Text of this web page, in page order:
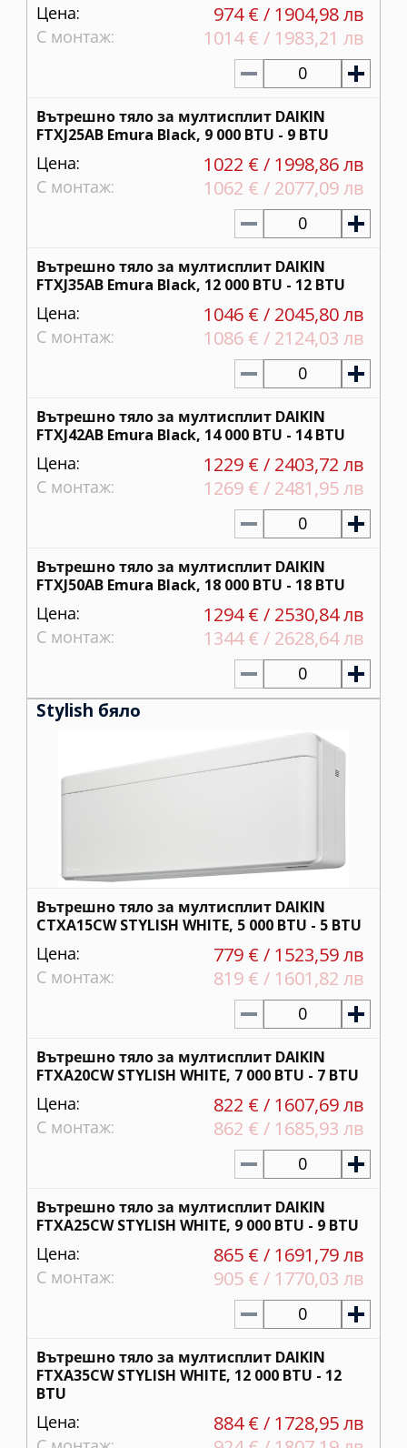
Цена: 974 € / 1904,98 лв
С монтаж: 1014 € / 1983,21 лв
0
Вътрешно тяло за мултисплит DAIKIN
FTXJ25AB Emura Black, 9 000 BTU - 9 BTU
Цена: 1022 € / 1998,86 лв
С монтаж: 1062 € / 2077,09 лв
0
Вътрешно тяло за мултисплит DAIKIN
FTXJ35AB Emura Black, 12 000 BTU - 12 BTU
Цена: 1046 € / 2045,80 лв
С монтаж: 1086 € / 2124,03 лв
0
Вътрешно тяло за мултисплит DAIKIN
FTXJ42AB Emura Black, 14 000 BTU - 14 BTU
Цена: 1229 € / 2403,72 лв
С монтаж: 1269 € / 2481,95 лв
0
Вътрешно тяло за мултисплит DAIKIN
FTXJ50AB Emura Black, 18 000 BTU - 18 BTU
Цена: 1294 € / 2530,84 лв
С монтаж: 1344 € / 2628,64 лв
0
Stylish бяло
Вътрешно тяло за мултисплит DAIKIN
CTXA15CW STYLISH WHITE, 5 000 BTU - 5 BTU
Цена: 779 € / 1523,59 лв
С монтаж: 819 € / 1601,82 лв
0
Вътрешно тяло за мултисплит DAIKIN
FTXA20CW STYLISH WHITE, 7 000 BTU - 7 BTU
Цена: 822 € / 1607,69 лв
С монтаж: 862 € / 1685,93 лв
0
Вътрешно тяло за мултисплит DAIKIN
FTXA25CW STYLISH WHITE, 9 000 BTU - 9 BTU
Цена: 865 € / 1691,79 лв
С монтаж: 905 € / 1770,03 лв
0
Вътрешно тяло за мултисплит DAIKIN
FTXA35CW STYLISH WHITE, 12 000 BTU - 12
BTU
Цена: 884 € / 1728,95 лв